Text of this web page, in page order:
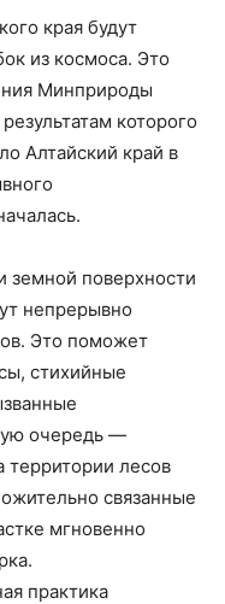
края будут
из космоса. Это
Минприроды
которого
Алтайский край в
земной поверхности
непрерывно
Это поможет
стихийные
очередь —
территории лесов
связанные
мгновенно
практика